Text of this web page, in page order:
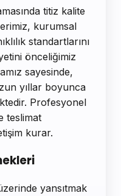
titiz kalite
kurumsal
standartlarını
önceliğimiz
sayesinde,
yıllar boyunca
Profesyonel
teslimat
kurar.
yansıtmak